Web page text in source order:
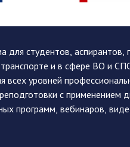
студентов, аспирантов,
и в сфере ВО и
уровней
с применением
программ, вебинаров,